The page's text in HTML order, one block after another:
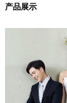
产品展示